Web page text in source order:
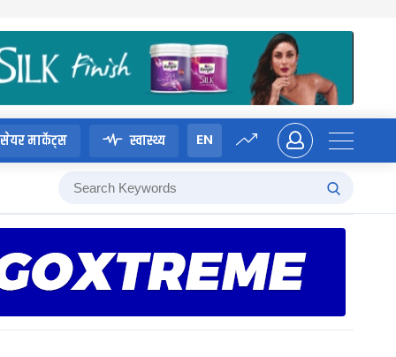
सेयर मार्केट्स स्वास्थ्य EN